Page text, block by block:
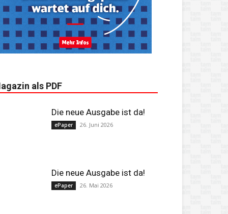
als PDF
Die neue Ausgabe ist da!
ePaper 26. Juni 2026
Die neue Ausgabe ist da!
ePaper 26. Mai 2026